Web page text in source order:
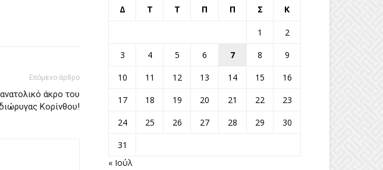
Επόμενο άρθρο
άκρο του
Κορίνθου!
Δ Τ Τ Π Π Σ Κ
1
2
3
4 5 6 7 8
9
10
11 12 13 14 15
16
17
18 19 20 21 22
23
24
25 26 27 28 29
30
31
« Ιούλ